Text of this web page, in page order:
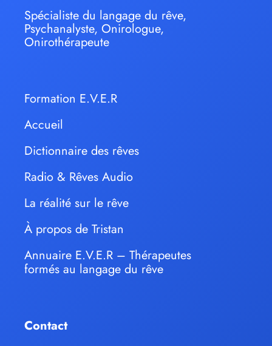
Spécialiste du langage du rêve,
Psychanalyste, Onirologue,
Onirothérapeute
Formation E.V.E.R
Accueil
Dictionnaire des rêves
Radio & Rêves Audio
La réalité sur le rêve
À propos de Tristan
Annuaire E.V.E.R – Thérapeutes
formés au langage du rêve
Contact